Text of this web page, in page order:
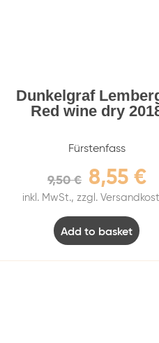
Dunkelgraf
Red wine dry
Fürstenfass
9,50€ 8,55 €
inkl. MwSt., zzgl.
Add to basket